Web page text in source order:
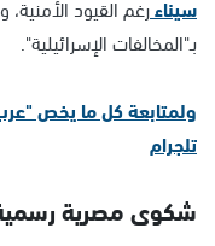
سيناءرغم القيود
بـ"المخالفات الإسرائيلية".
تلجرام
شكوى مصرية رسمية